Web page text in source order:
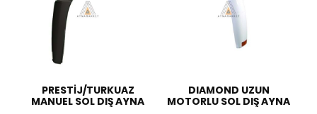
PRESTİJ/TURKUAZ
MANUEL SOL DIŞ AYNA
DIAMOND UZUN
MOTORLU SOL DIŞ AYNA